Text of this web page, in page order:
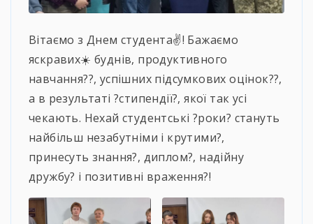
Вітаємо з Днем студента✌️! Бажаємо
яскравих☀️ буднів, продуктивного
навчання?‍?, успішних підсумкових оцінок?‍?,
а в результаті ?стипендії?, якої так усі
чекають. Нехай студентські ?роки? стануть
найбільш незабутніми і крутими?,
принесуть знання?, диплом?, надійну
дружбу? і позитивні враження?!